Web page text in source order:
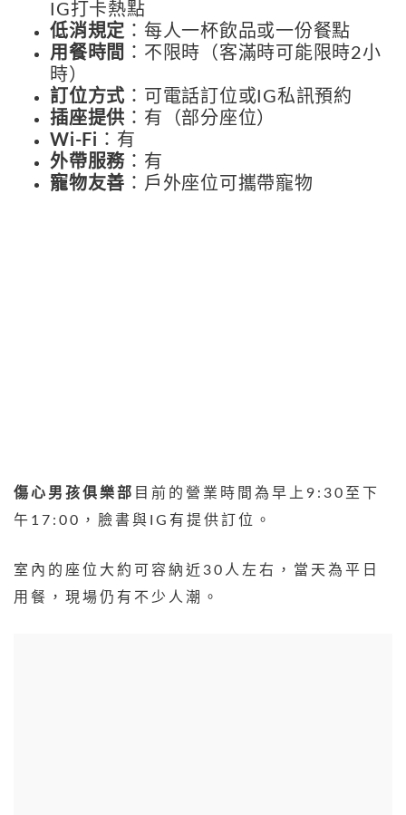
IG打卡熱點
低消規定 ：每人一杯飲品或一份餐點
用餐時間 ：不限時（客滿時可能限時2小
時）
訂位方式 ：可電話訂位或IG私訊預約
插座提供 ：有（部分座位）
Wi-Fi ：有
外帶服務 ：有
寵物友善 ：戶外座位可攜帶寵物
傷心男孩俱樂部 目前的營業時間為早上9:30至下
午17:00，臉書與IG有提供訂位。
室內的座位大約可容納近30人左右，當天為平日
用餐，現場仍有不少人潮。